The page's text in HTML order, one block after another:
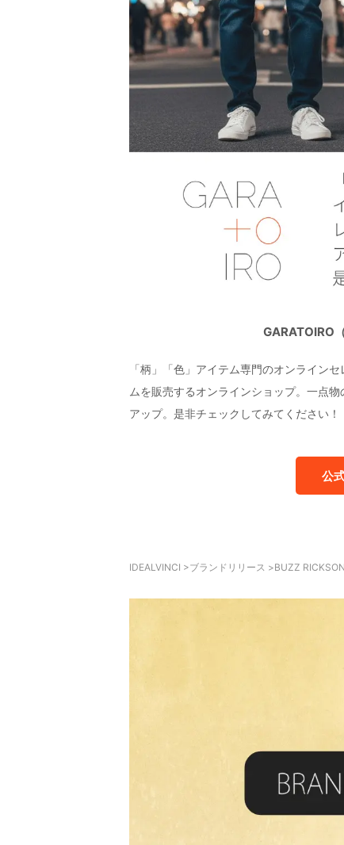
GARATOIRO
「柄」「色」アイテム専門のオンライン
ムを販売するオンラインショップ。一点
アップ。是非チェックしてみてください！
公
IDEALVINCI >ブランドリリース >BUZZ